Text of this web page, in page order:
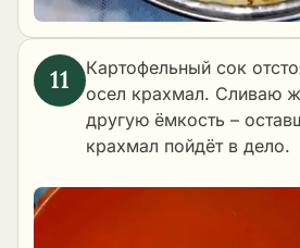
Картофельный сок
осел крахмал. Сливаю
другую ёмкость –
крахмал пойдёт в дело.